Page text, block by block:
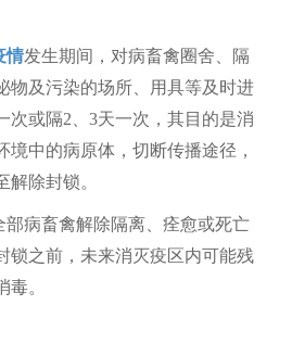
情发生期间，对病畜禽圈舍、隔
物及污染的场所、用具等及时进
次或隔2 、3天一次，其目的是消
境中的病原体，切断传播途径，
解除封锁。
部病畜禽解除隔离、痊愈或死亡
锁之前，未来消灭疫区内可能残
毒。